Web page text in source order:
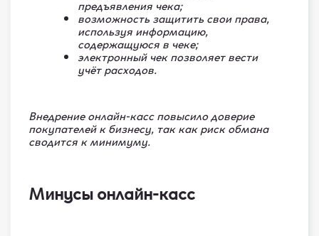
предъявления чека;
возможность защитить свои права,
используя информацию,
содержащуюся в чеке;
электронный чек позволяет вести
учёт расходов.
Внедрение онлайн-касс повысило доверие
покупателей к бизнесу, так как риск обмана
сводится к минимуму.
Минусы онлайн-касс